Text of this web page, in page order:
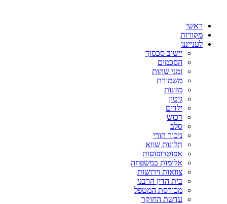
ראשי
מקורות
לענייננו
יישוב סכסוך
הסכמים
זמני שהות
משמורת
מזונות
גיטין
ילדים
רכוש
סלב
ניכור הורי
תלונות שווא
אפוטרופוסות
אלימות במשפחה
צוואות וירושות
בית הדין הרבני
מכורסת המטפל
עדשת החוקר